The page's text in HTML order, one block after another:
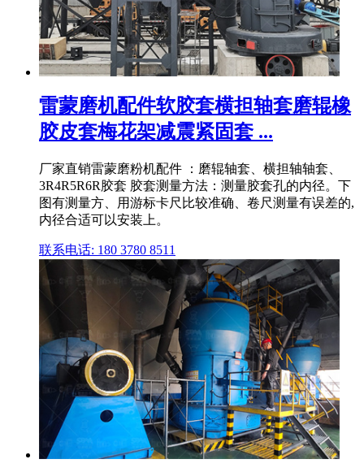
雷蒙磨机配件软胶套横担轴套磨辊橡
胶皮套梅花架减震紧固套 ...
厂家直销雷蒙磨粉机配件 ：磨辊轴套、横担轴轴套、
3R4R5R6R胶套 胶套测量方法：测量胶套孔的内径。下
图有测量方、用游标卡尺比较准确、卷尺测量有误差的,
内径合适可以安装上。
联系电话: 180 3780 8511